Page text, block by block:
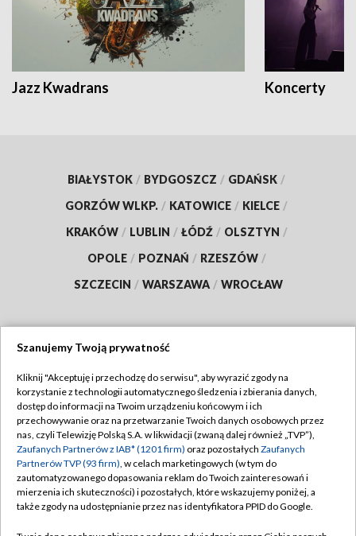
Jazz Kwadrans Koncerty
BIAŁYSTOK / BYDGOSZCZ / GDAŃSK /
GORZÓW WLKP. / KATOWICE / KIELCE /
KRAKÓW / LUBLIN / ŁÓDŹ / OLSZTYN /
OPOLE / POZNAŃ / RZESZÓW /
SZCZECIN / WARSZAWA / WROCŁAW
TVP
Abonament TVP
Emisja w TVP
Centrum informacji TVP
Naziemna Telewizja Cyfrowa
Regulamin TVP
Polityka prywatności
Moje zgody
Pomoc
Szanujemy Twoją prywatność
Kliknij "Akceptuję i przechodzę do serwisu", aby wyrazić zgody na
korzystanie z technologii automatycznego śledzenia i zbierania danych,
dostęp do informacji na Twoim urządzeniu końcowym i ich
przechowywanie oraz na przetwarzanie Twoich danych osobowych przez
nas, czyli Telewizję Polską S.A. w likwidacji (zwaną dalej również „TVP”),
Zaufanych Partnerów z IAB* (1201 firm) oraz pozostałych Zaufanych
Partnerów TVP (93 firm), w celach marketingowych (w tym do
zautomatyzowanego dopasowania reklam do Twoich zainteresowań i
mierzenia ich skuteczności) i pozostałych, które wskazujemy poniżej, a
także zgody na udostępnianie przez nas identyfikatora PPID do Google.